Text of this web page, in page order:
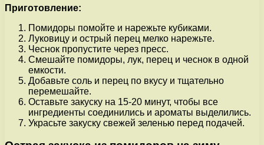
Приготовление:
Помидоры помойте и нарежьте кубиками.
Луковицу и острый перец мелко нарежьте.
Чеснок пропустите через пресс.
Смешайте помидоры, лук, перец и чеснок в одной
емкости.
Добавьте соль и перец по вкусу и тщательно
перемешайте.
Оставьте закуску на 15-20 минут, чтобы все
ингредиенты соединились и ароматы выделились.
Украсьте закуску свежей зеленью перед подачей.